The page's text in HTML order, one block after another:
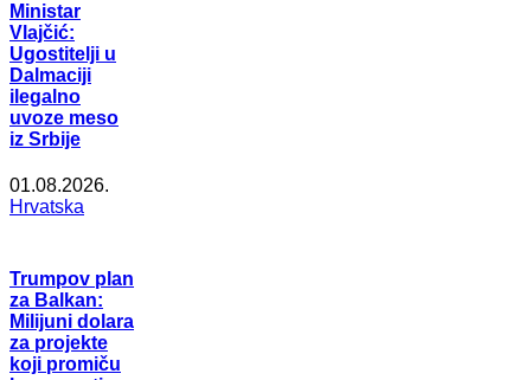
Ministar
Vlajčić:
Ugostitelji u
Dalmaciji
ilegalno
uvoze meso
iz Srbije
01.08.2026.
Hrvatska
Trumpov plan
za Balkan:
Milijuni dolara
za projekte
koji promiču